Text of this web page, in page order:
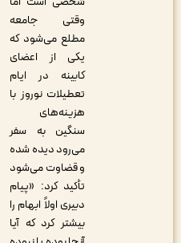
وقتی جامعه
مطلع می‌شود که
یکی از اعضای
کابینه در ایام
تعطیلات نوروز با
هزینه‌های
سنگین به سفر
می‌رود دیده شده
و قضاوت می‌شود
تأکید کرد: «پیام
دبیری اولاً ابهام را
بیشتر کرد که آیا